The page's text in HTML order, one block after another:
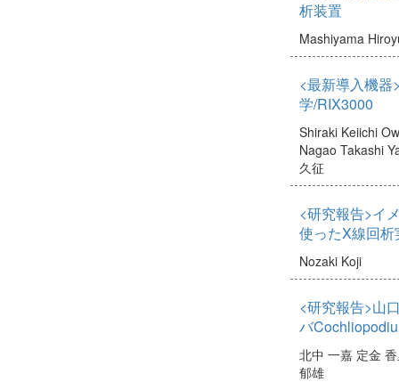
析装置
Mashiyama
<最新導入機
学/RIX3000
Shiraki Keiichi
Nagao Takashi
久征
<研究報告>イ
使ったX線回析
Nozaki Koji
<研究報告>山
バ
北中 一嘉 定金
郁雄